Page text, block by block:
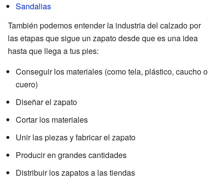
Sandalias
También podemos entender la industria del calzado por
las etapas que sigue un zapato desde que es una idea
hasta que llega a tus pies:
Conseguir los materiales (como tela, plástico, caucho o
cuero)
Diseñar el zapato
Cortar los materiales
Unir las piezas y fabricar el zapato
Producir en grandes cantidades
Distribuir los zapatos a las tiendas